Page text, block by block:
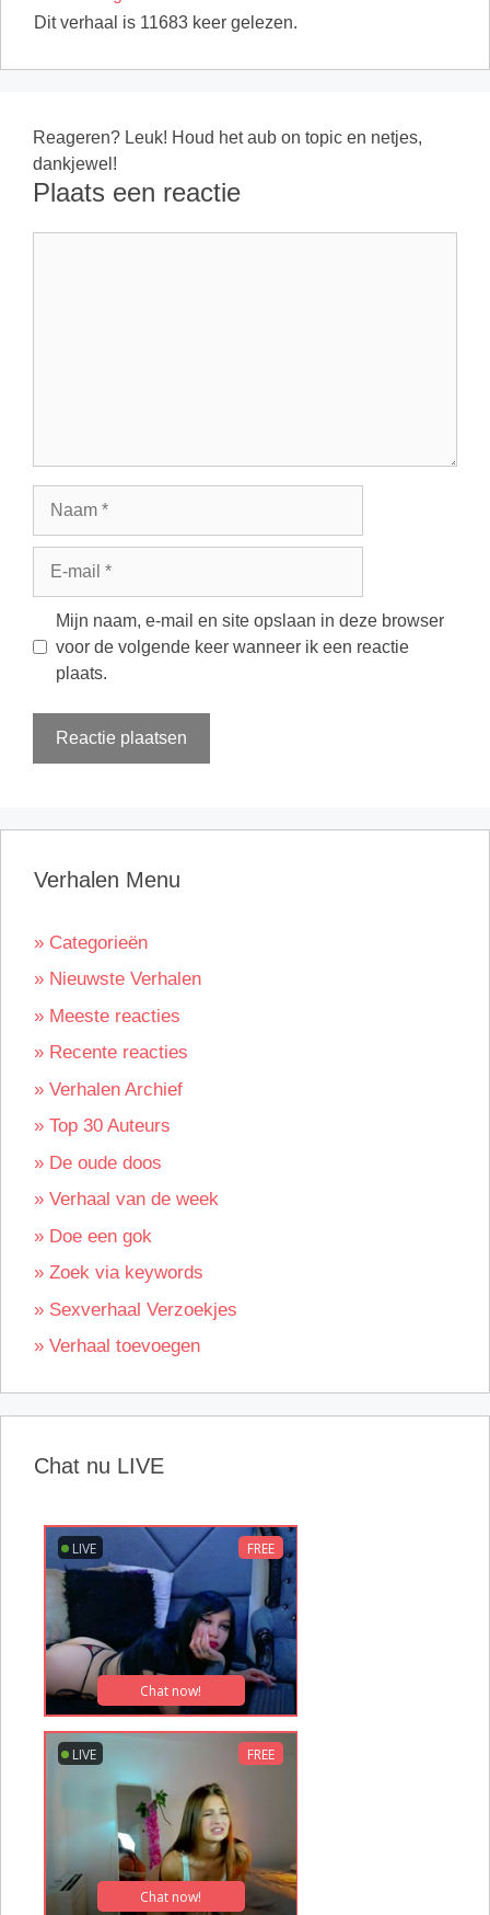
Dit verhaal is 11683 keer gelezen.
Reageren? Leuk! Houd het aub on topic en netjes,
dankjewel!
Plaats een reactie
Mijn naam, e-mail en site opslaan in deze browser
voor de volgende keer wanneer ik een reactie
plaats.
Verhalen Menu
» Categorieën
» Nieuwste Verhalen
» Meeste reacties
» Recente reacties
» Verhalen Archief
» Top 30 Auteurs
» De oude doos
» Verhaal van de week
» Doe een gok
» Zoek via keywords
» Sexverhaal Verzoekjes
» Verhaal toevoegen
Chat nu LIVE